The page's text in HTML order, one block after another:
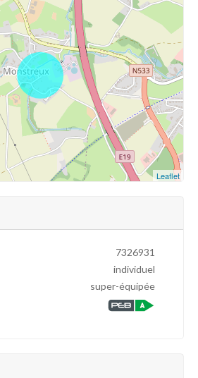
Leaflet
7326931
individuel
super-équipée